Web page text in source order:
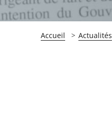
Accueil Actualités